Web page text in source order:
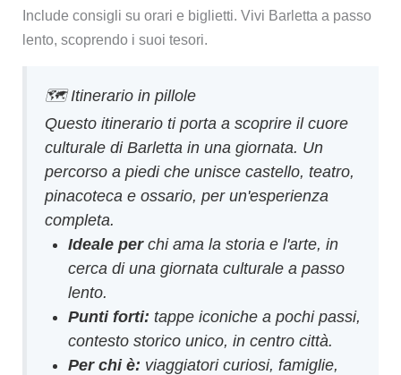
Include consigli su orari e biglietti. Vivi Barletta a passo
lento, scoprendo i suoi tesori.
🗺️ Itinerario in pillole
Questo itinerario ti porta a scoprire il cuore
culturale di Barletta in una giornata. Un
percorso a piedi che unisce castello, teatro,
pinacoteca e ossario, per un'esperienza
completa.
Ideale perchi ama la storia e l'arte, in
cerca di una giornata culturale a passo
lento.
Punti forti: tappe iconiche a pochi passi,
contesto storico unico, in centro città.
Per chi è: viaggiatori curiosi, famiglie,